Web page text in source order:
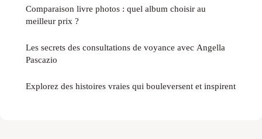
Comparaison livre photos : quel album choisir au
meilleur prix ?
Les secrets des consultations de voyance avec Angella
Pascazio
Explorez des histoires vraies qui bouleversent et inspirent